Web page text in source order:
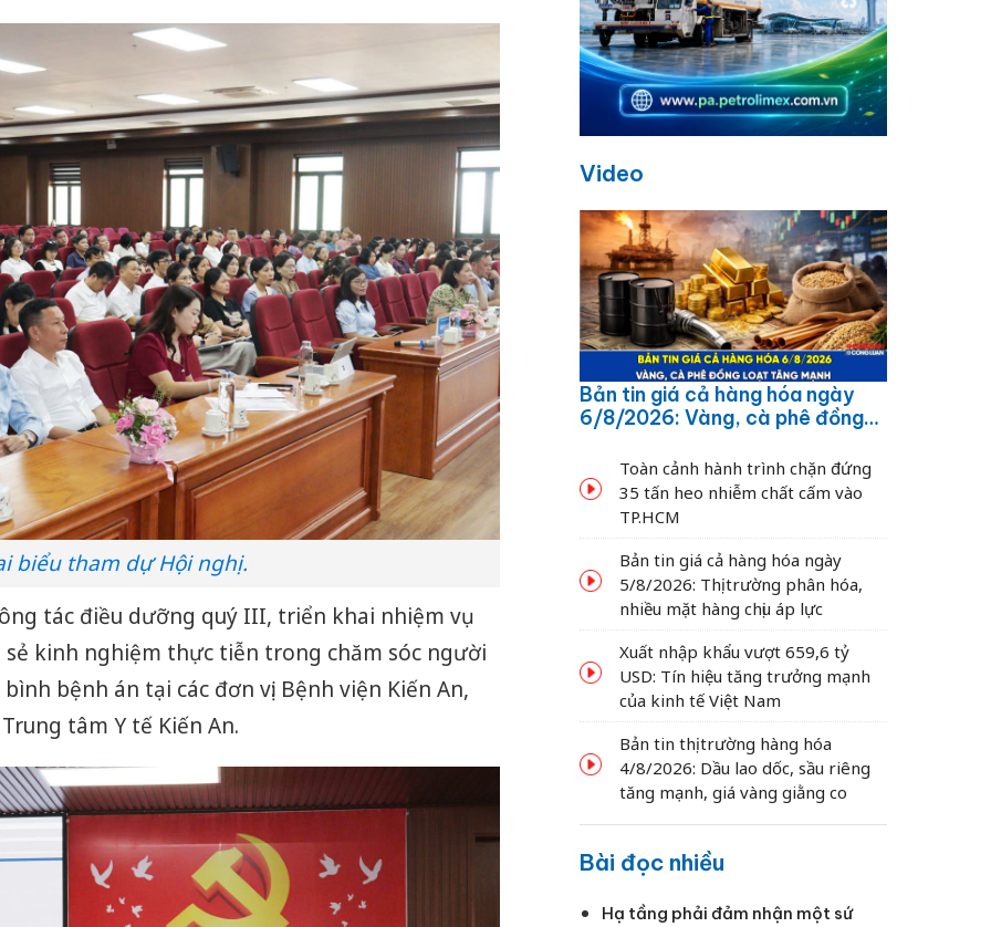
biểu tham dự Hội nghị.
tác điều dưỡng quý III, triển khai nhiệm vụ
kinh nghiệm thực tiễn trong chăm sóc người
bệnh án tại các đơn vị: Bệnh viện Kiến An,
tâm Y tế Kiến An.
Video
Bản tin giá cả hàng hóa ngày
6/8/2026: Vàng, cà phê đồng
Toàn cảnh hành trình chặn đứng
35 tấn heo nhiễm chất cấm vào
TP.HCM
Bản tin giá cả hàng hóa ngày
5/8/2026: Thị trường phân hóa,
nhiều mặt hàng chịu áp lực
Xuất nhập khẩu vượt 659,6 tỷ
USD: Tín hiệu tăng trưởng mạnh
của kinh tế Việt Nam
Bản tin thị trường hàng hóa
4/8/2026: Dầu lao dốc, sầu riêng
tăng mạnh, giá vàng giằng co
Bài đọc nhiều
Hạ tầng phải đảm nhận một sứ